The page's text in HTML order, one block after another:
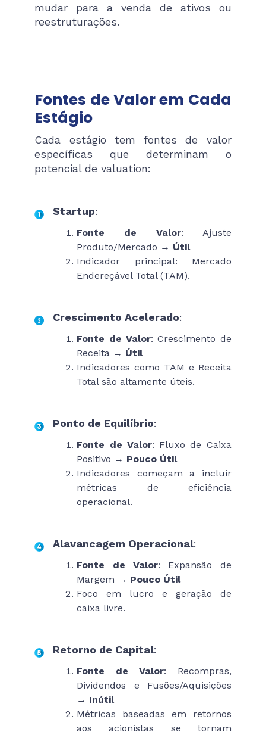
mudar para a venda de ativos ou
reestruturações.
Fontes de Valor em Cada
Estágio
Cada estágio tem fontes de valor
específicas que determinam o
potencial de valuation:
Startup:
Fonte de Valor: Ajuste
Produto/Mercado → Útil
Indicador principal: Mercado
Endereçável Total (TAM).
Crescimento Acelerado:
Fonte de Valor: Crescimento de
Receita → Útil
Indicadores como TAM e Receita
Total são altamente úteis.
Ponto de Equilíbrio:
Fonte de Valor: Fluxo de Caixa
Positivo → Pouco Útil
Indicadores começam a incluir
métricas de eficiência
operacional.
Alavancagem Operacional:
Fonte de Valor: Expansão de
Margem → Pouco Útil
Foco em lucro e geração de
caixa livre.
Retorno de Capital:
Fonte de Valor: Recompras,
Dividendos e Fusões/Aquisições
→ Inútil
Métricas baseadas em retornos
aos acionistas se tornam